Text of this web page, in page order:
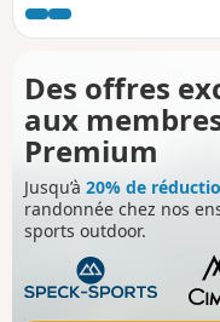
puis par le col, un peu
l'Escoussier; diversité
rendez-vous!
Des offres
aux
Premium
Jusqu’à 20% de
randonnée chez nos
sports outdoor.